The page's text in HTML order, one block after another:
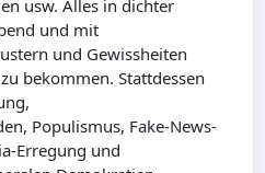
usw. Alles in dichter
und mit
und Gewissheiten
bekommen. Stattdessen
Populismus, Fake-News-
Erregung und